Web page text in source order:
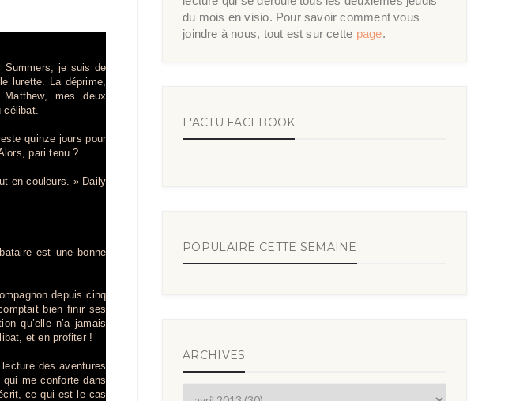
Summers, je suis de
lurette. La déprime,
mes deux
célibat.
quinze jours pour
pari tenu ?
en couleurs. » Daily
est une bonne
depuis cinq
bien finir ses
qu’elle n’a jamais
et en profiter !
des aventures
me conforte dans
ce qui est le cas
du mois en visio. Pour savoir comment vous
joindre à nous, tout est sur cette page.
L'ACTU FACEBOOK
POPULAIRE CETTE SEMAINE
ARCHIVES